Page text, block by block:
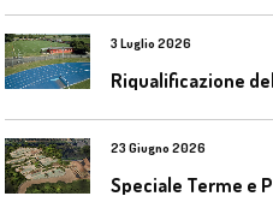
3 Luglio 2026
23 Giugno 2026